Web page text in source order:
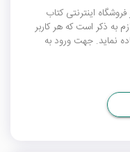
اینترنتی کتاب
لازم به ذکر است که هر کاربر
نماید. جهت ورود به